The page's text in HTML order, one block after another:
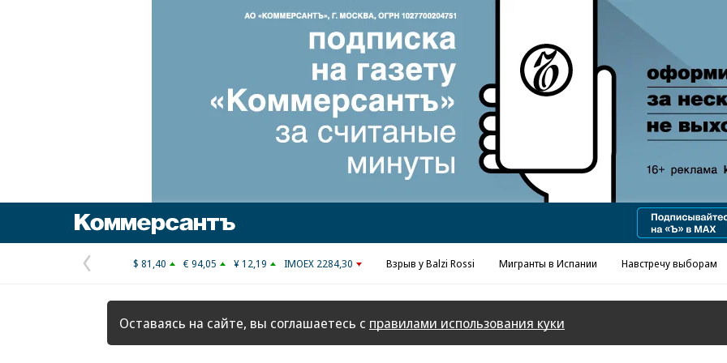
Реклама в «Ъ» www.kommersant.ru/ad
Предыдущая
страница
$ 81,40 € 94,05 ¥ 12,19 IMOEX 2284,30 Взрыв у Balzi Rossi Мигранты в Испании Навстречу выборам
Оставаясь на сайте, вы соглашаетесь с правилами использования куки